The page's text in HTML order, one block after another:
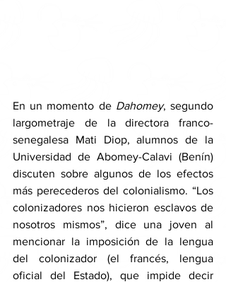
En un momento de Dahomey, segundo
largometraje de la directora franco-
senegalesa Mati Diop, alumnos de la
Universidad de Abomey-Calavi (Benín)
discuten sobre algunos de los efectos
más perecederos del colonialismo. “Los
colonizadores nos hicieron esclavos de
nosotros mismos”, dice una joven al
mencionar la imposición de la lengua
del colonizador (el francés, lengua
oficial del Estado), que impide decir